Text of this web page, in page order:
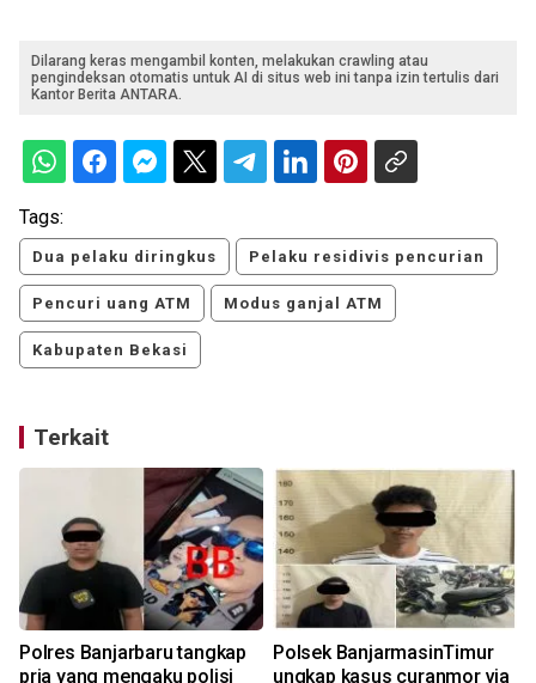
Dilarang keras mengambil konten, melakukan crawling atau
pengindeksan otomatis untuk AI di situs web ini tanpa izin tertulis dari
Kantor Berita ANTARA.
Tags:
Dua pelaku diringkus Pelaku residivis pencurian
Pencuri uang ATM Modus ganjal ATM
Kabupaten Bekasi
Terkait
Polres Banjarbaru tangkap
pria yang mengaku polisi
Polsek BanjarmasinTimur
ungkap kasus curanmor via